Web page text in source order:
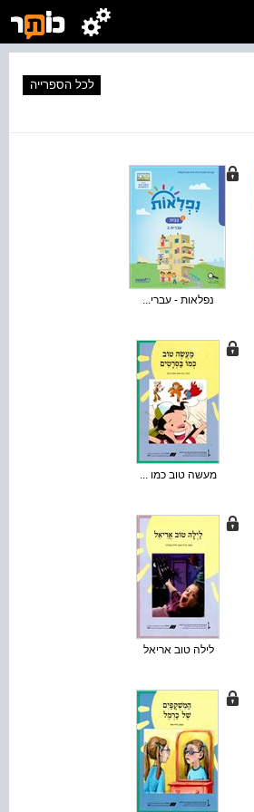
לכל הספרייה
נפלאות - עברי...
מעשה טוב כמו ...
לילה טוב אריאל